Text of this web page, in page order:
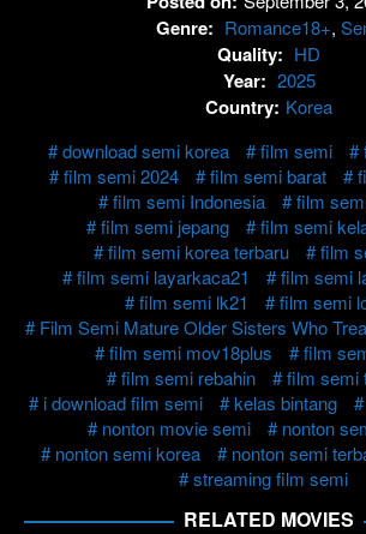
Genre: Romance18+,
Quality: HD
Year: 2025
Country: Korea
download semi korea
film semi
film semi 2024
film semi barat
film semi Indonesia
film
film semi jepang
film semi
film semi korea terbaru
film
film semi layarkaca21
film semi
film semi lk21
film semi
Film Semi Mature Older Sisters Who
film semi mov18plus
film
film semi rebahin
film semi
i download film semi
kelas bintang
nonton movie semi
nonton
nonton semi korea
nonton semi
streaming film semi
RELATED MOVIES